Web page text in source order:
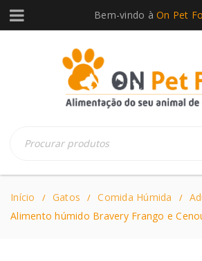
Bem-vindo àOn Pet
Início / Gatos / Comida Húmida /
Alimento húmido Bravery Frango e